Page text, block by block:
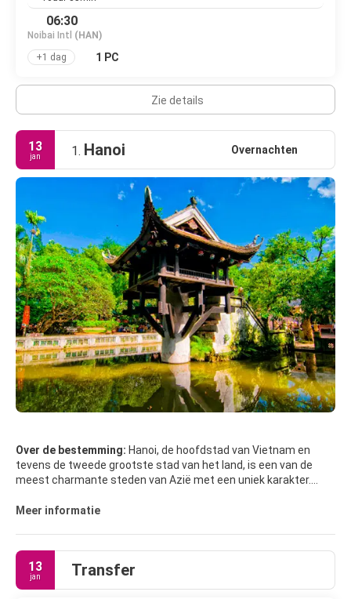
06:30
Noibai Intl (HAN)
+1 dag
1 PC
Zie details
13
jan 1. Hanoi Overnachten
Over de bestemming: Hanoi, de hoofdstad van Vietnam en
tevens de tweede grootste stad van het land, is een van de
meest charmante steden van Azië met een uniek karakter.
nagelaten in de stad, zoals te zien is in de interessante musea,
geven.
De beste manier om Hanoi te leren kennen is te voet. Het
Meer informatie
13
jan Transfer